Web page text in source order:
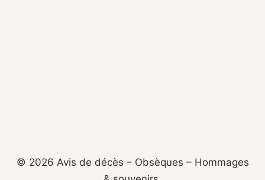
© 2026 Avis de décès – Obsèques – Hommages